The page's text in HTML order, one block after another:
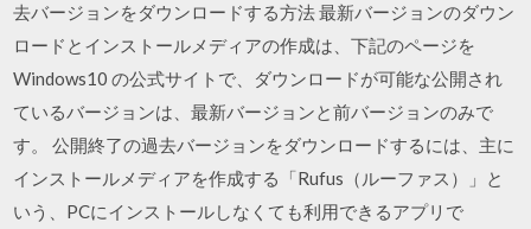
去バージョンをダウンロードする方法 最新バージョンのダウン
ロードとインストールメディアの作成は、下記のページを
Windows10 の公式サイトで、ダウンロードが可能な公開され
ているバージョンは、最新バージョンと前バージョンのみで
す。 公開終了の過去バージョンをダウンロードするには、主に
インストールメディアを作成する「Rufus（ルーファス）」と
いう、PCにインストールしなくても利用できるアプリで